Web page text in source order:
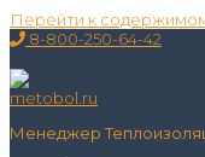
Перейти к
8-800-250-64-42
Менеджер